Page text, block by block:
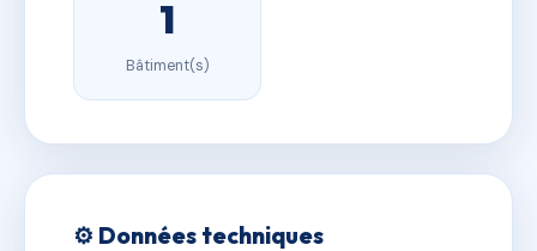
1
Bâtiment(s)
⚙️ Données techniques